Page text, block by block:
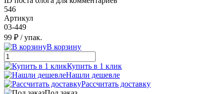
546
Артикул
03-449
99 ₽ / упак.
В корзину
Купить в 1 клик
Нашли дешевле
Рассчитать доставку